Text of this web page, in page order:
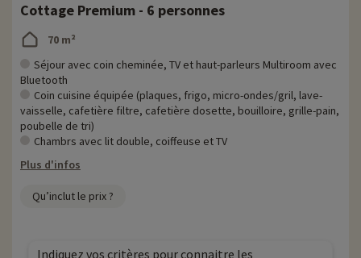
Cottage Premium - 6 personnes
70 m²
Séjour avec coin cheminée, TV et haut-parleurs Multiroom avec
Bluetooth
Coin cuisine équipée (plaques, frigo, micro-ondes/gril, lave-
vaisselle, cafetière filtre, cafetière dosette, bouilloire, grille-pain,
poubelle de tri)
Chambrs avec lit double, coiffeuse et TV
Plus d'infos
Qu’inclut le prix ?
Indiquez vos critères pour connaitre les